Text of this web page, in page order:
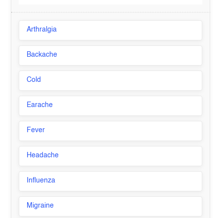
Arthralgia
Backache
Cold
Earache
Fever
Headache
Influenza
Migraine